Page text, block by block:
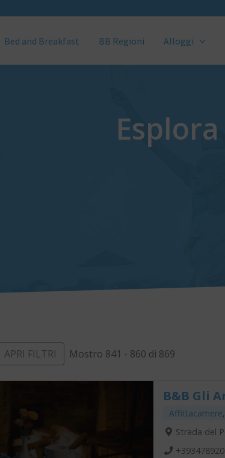
Bed and Breakfast BB Regioni Alloggi
Esplora
APRI FILTRI Mostro 841 - 860 di 869
B&B Gli
Affittacamere,
Strada del